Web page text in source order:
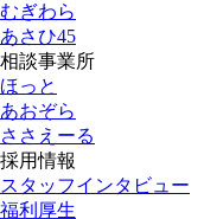
むぎわら
あさひ45
相談事業所
ほっと
あおぞら
ささえーる
採用情報
スタッフインタビュー
福利厚生